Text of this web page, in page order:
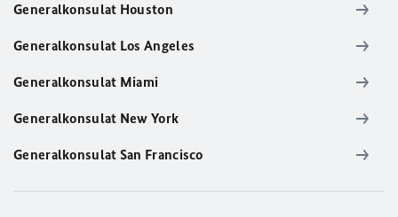
Generalkonsulat Houston
Generalkonsulat Los Angeles
Generalkonsulat Miami
Generalkonsulat New York
Generalkonsulat San Francisco